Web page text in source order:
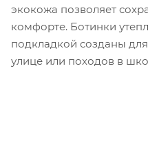
экокожа позволяет
комфорте. Ботинки
подкладкой созданы
улице или походов в